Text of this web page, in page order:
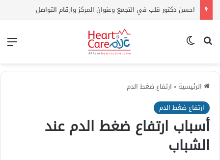
احسن دكتور قلب في التجمع وعنوان المركز وارقام التواصل
بحث عن
الرئيسية »ارتفاع ضغط الدم
ارتفاع ضغط الدم
أسباب ارتفاع ضغط الدم عند
الشباب